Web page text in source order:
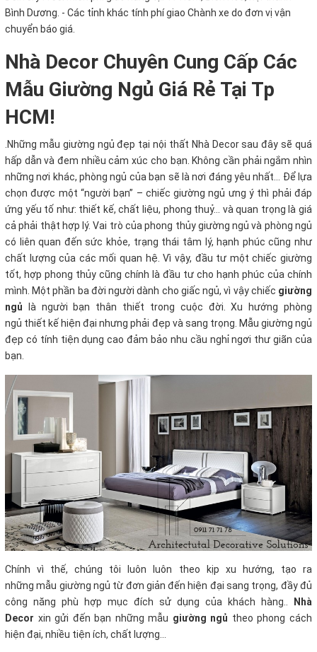
Bình Dương. - Các tỉnh khác tính phí giao Chành xe do đơn vị vận
chuyển báo giá.
Nhà Decor Chuyên Cung Cấp Các
Mẫu Giường Ngủ Giá Rẻ Tại Tp
HCM!
.Những mẫu giường ngủ đẹp tại nội thất Nhà Decor sau đây sẽ quá
hấp dẫn và đem nhiều cảm xúc cho bạn. Không cần phải ngắm nhìn
những nơi khác, phòng ngủ của bạn sẽ là nơi đáng yêu nhất… Để lựa
chọn được một “người bạn” – chiếc giường ngủ ưng ý thì phải đáp
ứng yếu tố như: thiết kế, chất liệu, phong thuỷ… và quan trọng là giá
cả phải thật hợp lý. Vai trò của phong thủy giường ngủ và phòng ngủ
có liên quan đến sức khỏe, trạng thái tâm lý, hạnh phúc cũng như
chất lượng của các mối quan hệ. Vì vậy, đầu tư một chiếc giường
tốt, hợp phong thủy cũng chính là đầu tư cho hạnh phúc của chính
mình. Một phần ba đời người dành cho giấc ngủ, vì vậy chiếc giường
ngủ là người bạn thân thiết trong cuộc đời. Xu hướng phòng
ngủ thiết kế hiện đại nhưng phải đẹp và sang trọng. Mẫu giường ngủ
đẹp có tính tiện dụng cao đảm bảo nhu cầu nghỉ ngơi thư giãn của
bạn.
Chính vì thế, chúng tôi luôn luôn theo kịp xu hướng, tạo ra
những mẫu giường ngủ từ đơn giản đến hiện đại sang trọng, đầy đủ
công năng phù hợp mục đích sử dụng của khách hàng..
Nhà
Decor xin gửi đến bạn những mẫu giường ngủ theo phong cách
hiện đại, nhiều tiện ích, chất lượng...